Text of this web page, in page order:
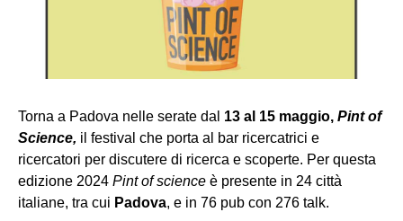
Torna a Padova nelle serate dal 13 al 15 maggio, Pint of
Science, il festival che porta al bar ricercatrici e
ricercatori per discutere di ricerca e scoperte. Per questa
edizione 2024 Pint of science è presente in 24 città
italiane, tra cui Padova, e in 76 pub con 276 talk.